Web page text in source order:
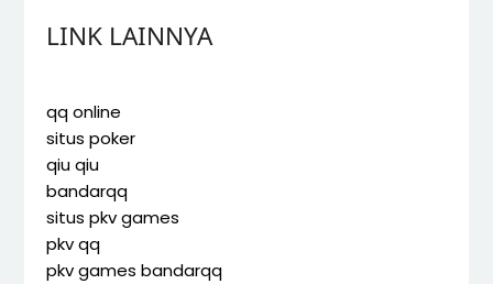
LINK LAINNYA
qq online
situs poker
qiu qiu
bandarqq
situs pkv games
pkv qq
pkv games bandarqq